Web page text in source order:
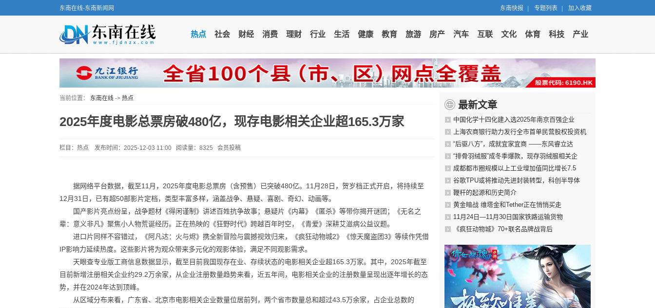
东南在线-东南新闻网 东南快报 专题列表 加入收藏
热点 社会 财经 消费 理财 行业 生活 健康 教育 旅游 房产 汽车 互联 文化 体育 科技 产业
当前位置： 东南在线 -> 热点
2025年度电影总票房破480亿，现存电影相关企业超165.3万家
栏目：热点 发布时间：2025-12-03 11:00 阅读量：8325 会员投稿
据网络平台数据，截至11月，2025年度电影总票房（含预售）已突破480亿。11月28日，贺岁档正式开启，将持续至
12月31日，已有超50部影片定档，类型丰富多样，涵盖战争、悬疑、喜剧、奇幻、动画等。
国产影片亮点纷呈，战争题材《得闲谨制》讲述百姓抗争故事；悬疑片《内幕》《匿杀》等带你揭开谜团；《无名之
辈：意义非凡》聚焦小人物荒诞经历。正在热映的《狂野时代》跨越百年时空，《青爱》深耕艾滋病公益议题。
进口片同样不容错过，《阿凡达：火与烬》携全新冒险与震撼视效归来，《疯狂动物城2》《惊天魔盗团3》等续作凭借
IP影响力延续热度。这些影片将为观众带来多元化的观影体验，满足不同观影需求。
天眼查专业版工商信息数据显示，截至目前我国现存在业、存续状态的电影相关企业超165.3万家。其中，2025年截至
目前新增注册相关企业约29.2万余家，从企业注册数量趋势来看，近五年间，电影相关企业的注册数量呈现出逐年增长的态
势，并在2024年达到顶峰。
从区域分布来看，广东省、北京市电影相关企业数量位居前列，两个省市数量总和超过43.5万余家，占企业总数的
最新文章
中国化学十四化建入选2025年南京百强企业
上海农商银行助力发行全市首单民营股权投资机
“后驱八方”，成就宜家宜商 ——东风睿立达
“排骨羽绒服”成冬季爆款，现存羽绒服相关企
成都都市圈规模以上工业增加值同比增长7.5
谷歌TPU或将推动先进封装转型，科创半导体
鞭杆的起源和历史简介
黄金暗战 维塔金和Tether正在悄悄买走
11月24日—11月30日国家铁路运输货物
《疯狂动物城》70+联名品牌战背后